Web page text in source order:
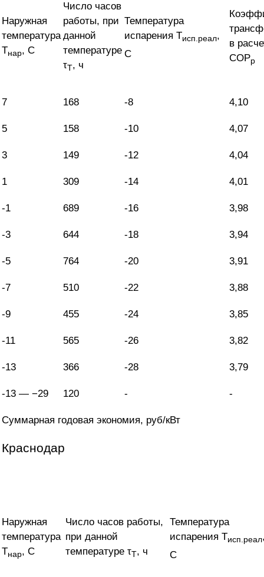
Наружная
температура
Tнар, С
Число часов
работы, при
данной
температуре
τТ, ч
Температура
испарения Tисп.реал,
С
в
COPр
7 168 -8 4,10
5 158 -10 4,07
3 149 -12 4,04
1 309 -14 4,01
-1 689 -16 3,98
-3 644 -18 3,94
-5 764 -20 3,91
-7 510 -22 3,88
-9 455 -24 3,85
-11 565 -26 3,82
-13 366 -28 3,79
-13 — −29 120 - -
Суммарная годовая экономия, руб/кВт
Краснодар
Наружная
температура
Tнар, С
Число часов работы,
при данной
температуре τТ, ч
Температура
испарения Tисп.реал
С